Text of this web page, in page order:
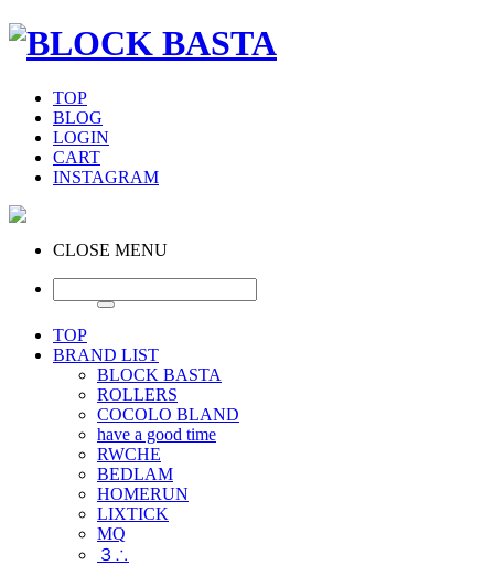
TOP
BLOG
LOGIN
CART
INSTAGRAM
CLOSE MENU
TOP
BRAND LIST
BLOCK BASTA
ROLLERS
COCOLO BLAND
have a good time
RWCHE
BEDLAM
HOMERUN
LIXTICK
MQ
３∴